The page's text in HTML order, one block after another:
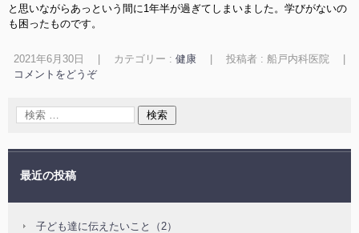
と思いながらあっという間に1年半が過ぎてしまいました。学びがないの
も困ったものです。
2021年6月30日 カテゴリー : 健康 投稿者 : 船戸内科医院
コメントをどうぞ
最近の投稿
子ども達に伝えたいこと（2）